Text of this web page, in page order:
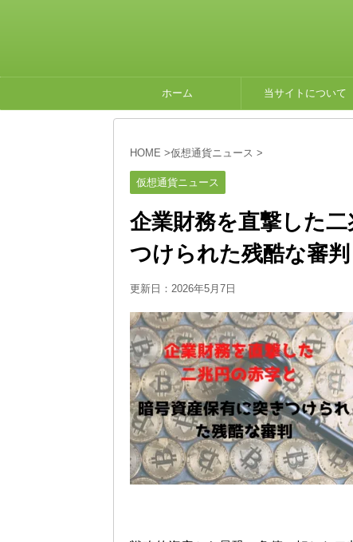
ホーム 当サイトについて
HOME >仮想通貨ニュース >
仮想通貨ニュース
企業財務を直撃した
つけられた残酷な審判
更新日： 2026年5月7日